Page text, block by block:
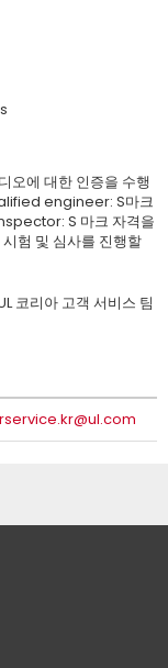
오에 대한 인증을 수행
engineer: S마크
S 마크 자격을
험 및 심사를 진행할
코리아 고객 서비스 팀